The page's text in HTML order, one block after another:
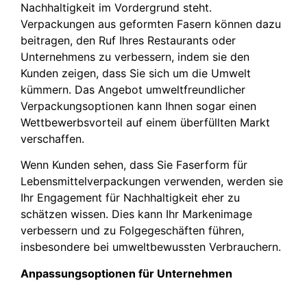
Nachhaltigkeit im Vordergrund steht.
Verpackungen aus geformten Fasern können dazu
beitragen, den Ruf Ihres Restaurants oder
Unternehmens zu verbessern, indem sie den
Kunden zeigen, dass Sie sich um die Umwelt
kümmern. Das Angebot umweltfreundlicher
Verpackungsoptionen kann Ihnen sogar einen
Wettbewerbsvorteil auf einem überfüllten Markt
verschaffen.
Wenn Kunden sehen, dass Sie Faserform für
Lebensmittelverpackungen verwenden, werden sie
Ihr Engagement für Nachhaltigkeit eher zu
schätzen wissen. Dies kann Ihr Markenimage
verbessern und zu Folgegeschäften führen,
insbesondere bei umweltbewussten Verbrauchern.
Anpassungsoptionen für Unternehmen